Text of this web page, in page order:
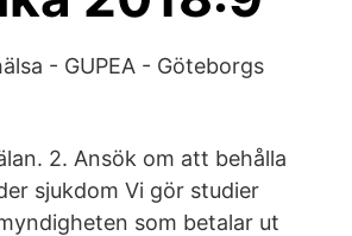
- GUPEA - Göteborgs
2. Ansök om att behålla
sjukdom Vi gör studier
som betalar ut